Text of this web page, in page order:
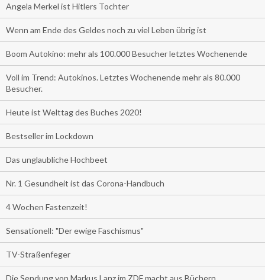
Angela Merkel ist Hitlers Tochter
Wenn am Ende des Geldes noch zu viel Leben übrig ist
Boom Autokino: mehr als 100.000 Besucher letztes Wochenende
Voll im Trend: Autokinos. Letztes Wochenende mehr als 80.000
Besucher.
Heute ist Welttag des Buches 2020!
Bestseller im Lockdown
Das unglaubliche Hochbeet
Nr. 1 Gesundheit ist das Corona-Handbuch
4 Wochen Fastenzeit!
Sensationell: "Der ewige Faschismus"
TV-Straßenfeger
Die Sendung von Markus Lanz im ZDF macht aus Büchern